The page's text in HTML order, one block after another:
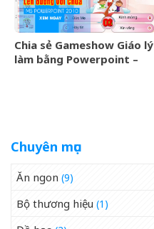
Chia sẻ Gameshow Giáo lý
làm bằng Powerpoint –
Chuyên mục
Ăn ngon (9)
Bộ thương hiệu (1)